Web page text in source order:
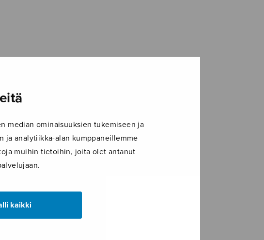
median ominaisuuksien tukemiseen ja
ja analytiikka-alan kumppaneillemme
muihin tietoihin, joita olet antanut
kaikki